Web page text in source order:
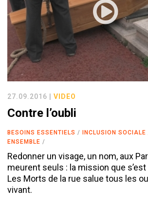
27.09.2016 | VIDEO
Contre l’oubli
BESOINS ESSENTIELS INCLUSION SOCIALE
ENSEMBLE
Redonner un visage, un nom, aux
meurent seuls : la mission que
Les Morts de la rue salue tous les
vivant.